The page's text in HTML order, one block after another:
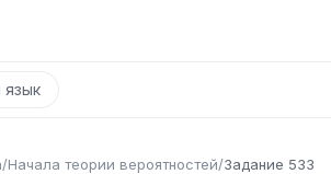
язык
/Начала теории вероятностей/Задание 533